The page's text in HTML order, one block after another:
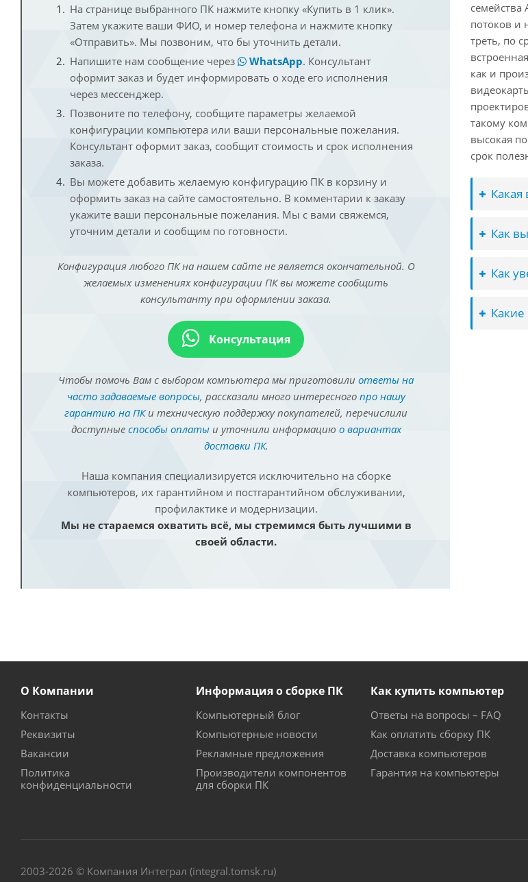
На странице выбранного ПК нажмите кнопку «Купить в 1 клик».
Затем укажите ваши ФИО, и номер телефона и нажмите кнопку
«Отправить». Мы позвоним, что бы уточнить детали.
Напишите нам сообщение через
WhatsApp. Консультант
оформит заказ и будет информировать о ходе его исполнения
через мессенджер.
Позвоните по телефону, сообщите параметры желаемой
конфигурации компьютера или ваши персональные пожелания.
Консультант оформит заказ, сообщит стоимость и срок исполнения
заказа.
Вы можете добавить желаемую конфигурацию ПК в корзину и
оформить заказ на сайте самостоятельно. В комментарии к заказу
укажите ваши персональные пожелания. Мы с вами свяжемся,
уточним детали и сообщим по готовности.
Конфигурация любого ПК на нашем сайте не является окончательной. О
желаемых изменениях конфигурации ПК вы можете сообщить
консультанту при оформлении заказа.
Консультация
Чтобы помочь Вам с выбором компьютера мы приготовили ответы на
часто задаваемые вопросы, рассказали много интересного про нашу
гарантию на ПКи техническую поддержку покупателей, перечислили
доступные способы оплатыи уточнили информацию о вариантах
доставки ПК.
Наша компания специализируется исключительно на сборке
компьютеров, их гарантийном и постгарантийном обслуживании,
профилактике и модернизации.
Мы не стараемся охватить всё, мы стремимся быть лучшими в
своей области.
семейства
потоков и
треть, по
как и
такому
высокая
срок
Какая
Как
Как
О Компании
Контакты
Реквизиты
Вакансии
Политика
конфиденциальности
Информация о сборке ПК
Компьютерный блог
Компьютерные новости
Рекламные предложения
Производители компонентов
для сборки ПК
Как купить компьютер
Ответы на вопросы – FAQ
Как оплатить сборку ПК
Доставка компьютеров
Гарантия на компьютеры
2003-2026 © Компания Интеграл (integral.tomsk.ru)